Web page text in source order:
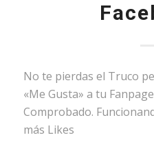
No te pierdas el Truco
«Me Gusta» a tu
Comprobado.
más Likes